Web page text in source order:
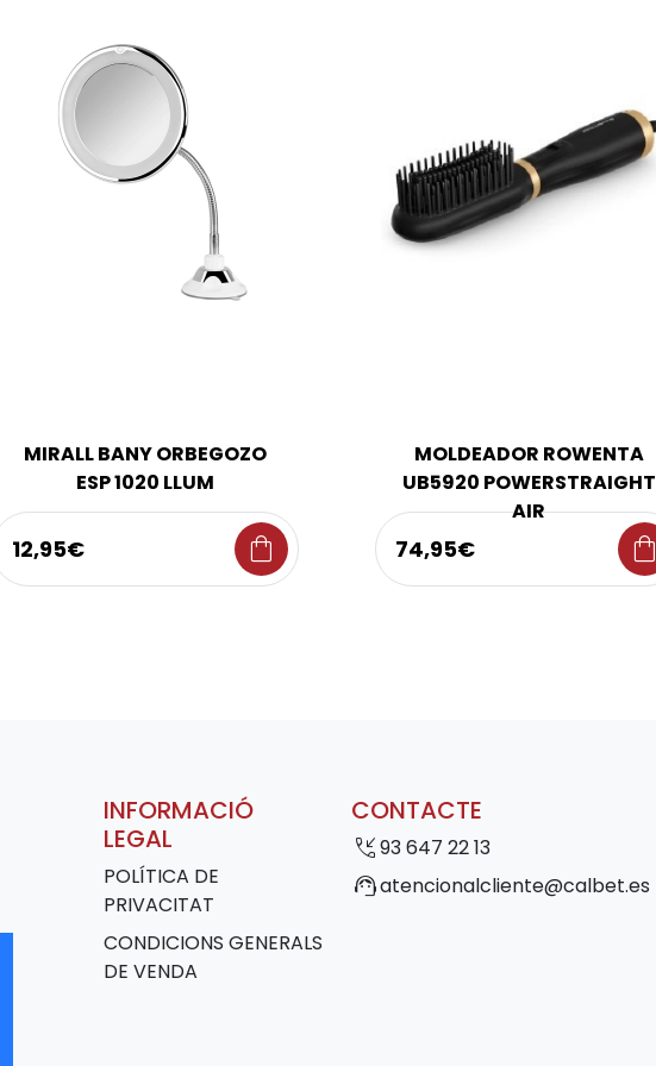
MIRALL BANY ORBEGOZO
ESP 1020 LLUM
12,95€ shopping_bag
MOLDEADOR ROWENTA
UB5920 POWERSTRAIGHT
AIR
74,95€ shopping_bag
INFORMACIÓ
LEGAL
POLÍTICA DE
PRIVACITAT
CONDICIONS GENERALS
DE VENDA
CONTACTE
phone_callback93 647 22 13
support_agentatencionalcliente@calbet.es